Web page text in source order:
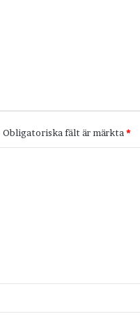
Obligatoriska fält är märkta *